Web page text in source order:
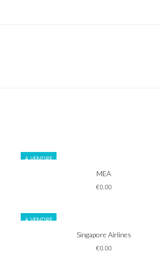
A VENDRE
Informations
MEA
€0.00
A VENDRE
Informations
Singapore Airlines
€0.00